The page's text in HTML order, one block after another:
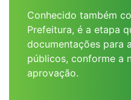
Conhecido também
Prefeitura, é a etapa
documentações para
públicos, conforme a
aprovação.